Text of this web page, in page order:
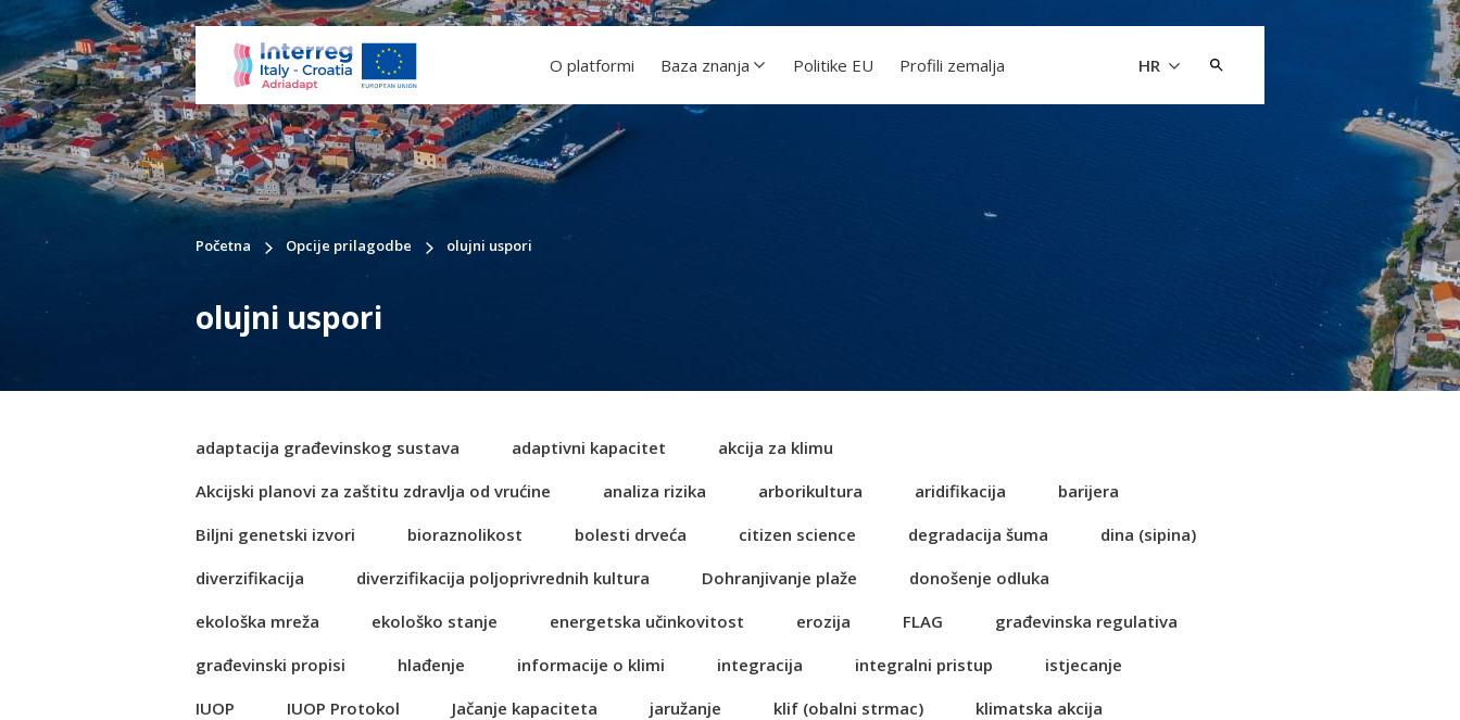
HR
O platformi Baza znanja Politike EU Profili zemalja
Početna Opcije prilagodbe olujni uspori
olujni uspori
adaptacija građevinskog sustava adaptivni kapacitet
akcija za klimu
Akcijski planovi za zaštitu zdravlja od vrućine
analiza rizika arborikultura aridifikacija
barijera
Biljni genetski izvori
bioraznolikost bolesti drveća citizen science degradacija šuma
dina (sipina)
diverzifikacija
diverzifikacija poljoprivrednih kultura Dohranjivanje plaže
donošenje odluka
ekološka mreža
ekološko stanje energetska učinkovitost erozija FLAG
građevinska regulativa
građevinski propisi
hlađenje informacije o klimi integracija integralni pristup
istjecanje
IUOP
IUOP Protokol Jačanje kapaciteta jaružanje klif (obalni strmac)
klimatska akcija